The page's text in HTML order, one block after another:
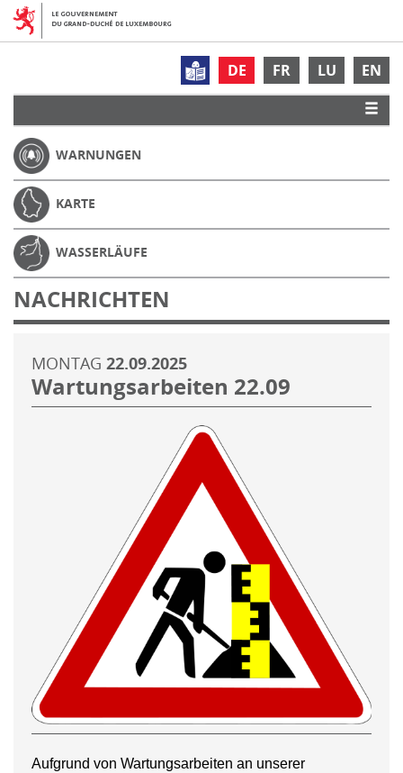
DE FR LU EN
WARNUNGEN
KARTE
WASSERLÄUFE
NACHRICHTEN
MONTAG 22.09.2025
Wartungsarbeiten 22.09
Aufgrund von Wartungsarbeiten an unserer